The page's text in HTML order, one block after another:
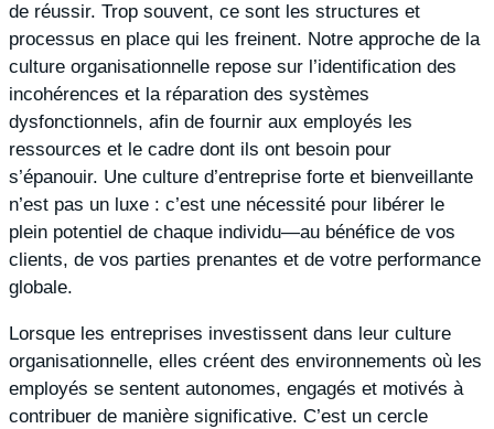
de réussir. Trop souvent, ce sont les structures et
processus en place qui les freinent. Notre approche de la
culture organisationnelle repose sur l’identification des
incohérences et la réparation des systèmes
dysfonctionnels, afin de fournir aux employés les
ressources et le cadre dont ils ont besoin pour
s’épanouir. Une culture d’entreprise forte et bienveillante
n’est pas un luxe : c’est une nécessité pour libérer le
plein potentiel de chaque individu—au bénéfice de vos
clients, de vos parties prenantes et de votre performance
globale.
Lorsque les entreprises investissent dans leur culture
organisationnelle, elles créent des environnements où les
employés se sentent autonomes, engagés et motivés à
contribuer de manière significative. C’est un cercle